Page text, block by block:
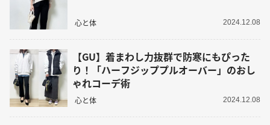
心と体 2024.12.08
【GU】着まわし力抜群で防寒にもぴった
り！「ハーフジッププルオーバー」のおし
ゃれコーデ術
心と体 2024.12.08